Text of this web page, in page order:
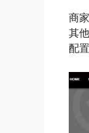
商
其
配